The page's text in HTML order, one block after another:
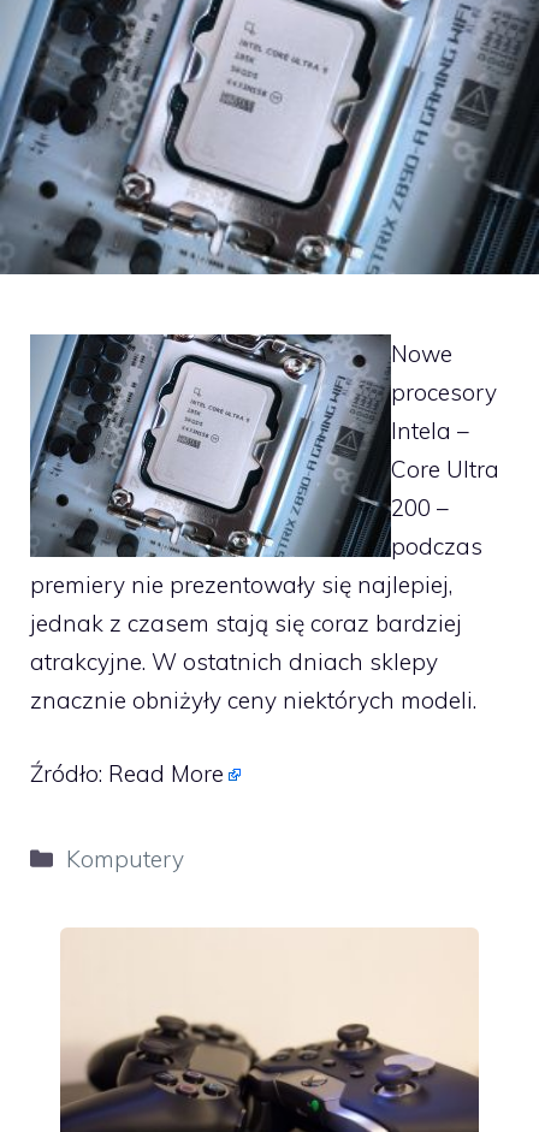
Nowe
procesory
Intela –
Core Ultra
200 –
podczas
premiery nie prezentowały się najlepiej,
jednak z czasem stają się coraz bardziej
atrakcyjne. W ostatnich dniach sklepy
znacznie obniżyły ceny niektórych modeli.
Źródło: Read More
Kategorie
Komputery